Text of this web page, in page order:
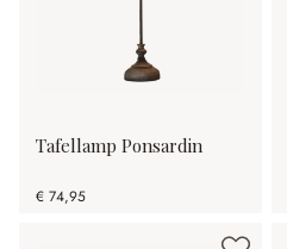
Tafellamp Ponsardin
€ 74,95